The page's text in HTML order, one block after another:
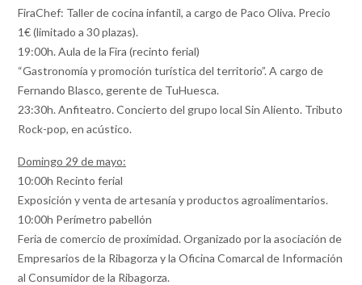
FiraChef: Taller de cocina infantil, a cargo de Paco Oliva. Precio
1€ (limitado a 30 plazas).
19:00h. Aula de la Fira (recinto ferial)
“Gastronomía y promoción turística del territorio”. A cargo de
Fernando Blasco, gerente de TuHuesca.
23:30h. Anfiteatro. Concierto del grupo local Sin Aliento. Tributo
Rock-pop, en acústico.
Domingo 29 de mayo:
10:00h Recinto ferial
Exposición y venta de artesanía y productos agroalimentarios.
10:00h Perímetro pabellón
Feria de comercio de proximidad. Organizado por la asociación de
Empresarios de la Ribagorza y la Oficina Comarcal de Información
al Consumidor de la Ribagorza.